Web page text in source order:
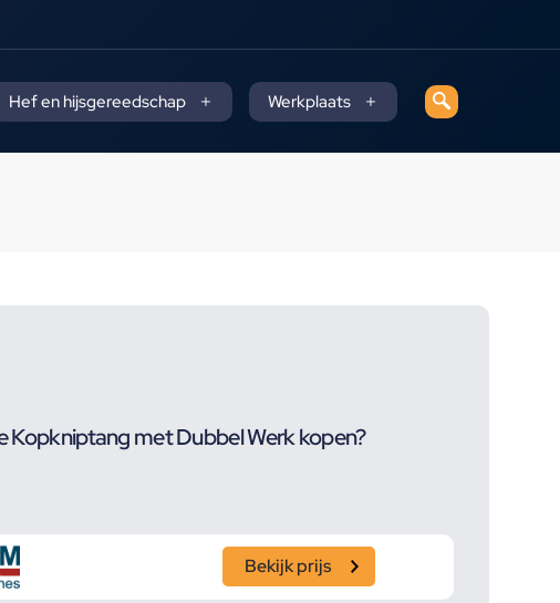
Hef en hijsgereedschap Werkplaats
Kopkniptang met Dubbel Werk kopen?
Bekijk prijs